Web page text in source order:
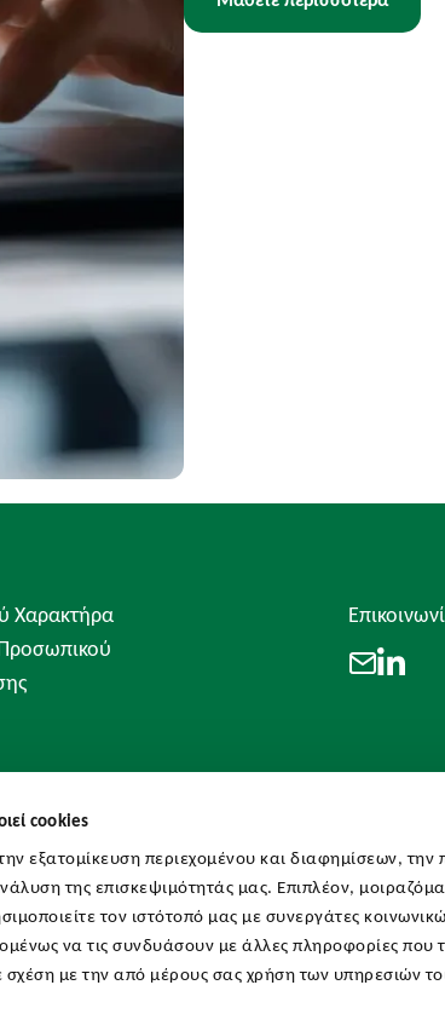
cookies
εξατομίκευση περιεχομένου και διαφημίσεων, την
της επισκεψιμότητάς μας. Επιπλέον,
τον ιστότοπό μας με συνεργάτες
να τις συνδυάσουν με άλλες πληροφορίες που
σχέση με την από μέρους σας χρήση των υπηρεσιών
Χαρακτήρα
EmailLinkedIn